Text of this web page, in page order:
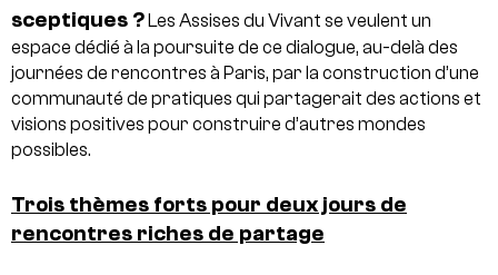
sceptiques ?Les Assises du Vivant se veulent un
espace dédié à la poursuite de ce dialogue, au-delà des
journées de rencontres à Paris, par la construction d’une
communauté de pratiques qui partagerait des actions et
visions positives pour construire d’autres mondes
possibles.
Trois thèmes forts pour deux jours de
rencontres riches de partage